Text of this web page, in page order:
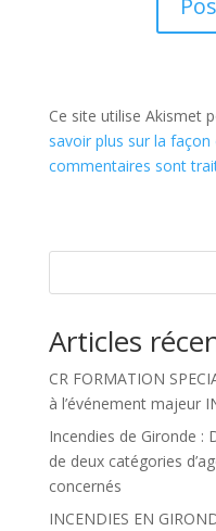
Ce site utilise Akismet
savoir plus sur la
commentaires sont
Articles
CR FORMATION
à l’événement majeur
Incendies de Gironde :
de deux catégories
concernés
INCENDIES EN